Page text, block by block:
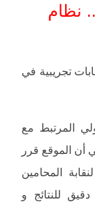
نظام
تجريبية في
المرتبط مع
أن الموقع قرر
المحامين
للنتائج و